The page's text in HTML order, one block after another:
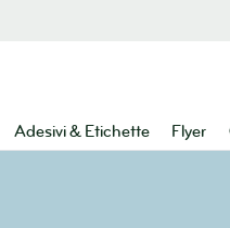
Adesivi & Etichette Flyer